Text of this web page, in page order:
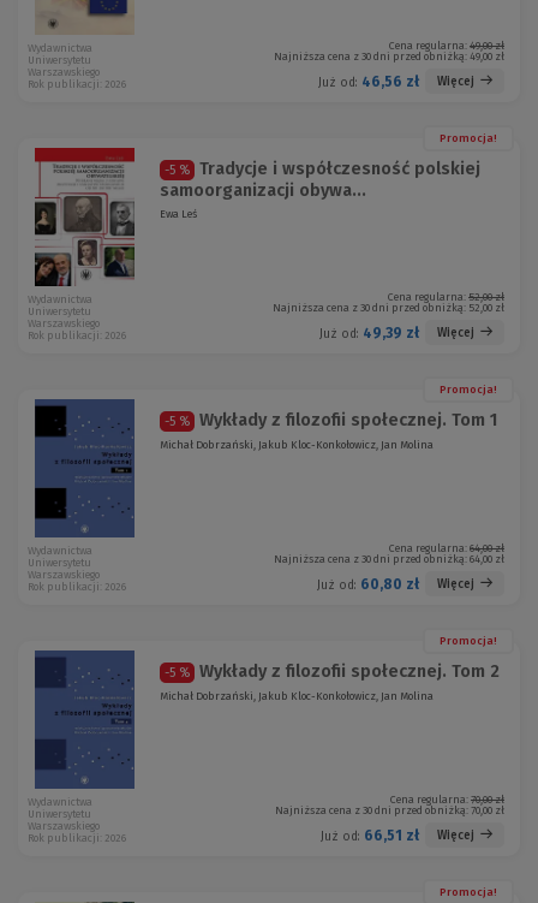
Cena regularna: 49,00 zł
Najniższa cena z 30 dni przed obniżką: 49,00 zł
Już od: 46,56 zł Więcej
Wydawnictwa
Uniwersytetu
Warszawskiego
Rok publikacji: 2026
Promocja!
-5 %
Tradycje i współczesność polskiej
samoorganizacji obywa...
Ewa Leś
Cena regularna: 52,00 zł
Najniższa cena z 30 dni przed obniżką: 52,00 zł
Już od: 49,39 zł Więcej
Wydawnictwa
Uniwersytetu
Warszawskiego
Rok publikacji: 2026
Promocja!
-5 % Wykłady z filozofii społecznej. Tom 1
Michał Dobrzański, Jakub Kloc-Konkołowicz, Jan Molina
Cena regularna: 64,00 zł
Najniższa cena z 30 dni przed obniżką: 64,00 zł
Już od: 60,80 zł Więcej
Wydawnictwa
Uniwersytetu
Warszawskiego
Rok publikacji: 2026
Promocja!
-5 % Wykłady z filozofii społecznej. Tom 2
Michał Dobrzański, Jakub Kloc-Konkołowicz, Jan Molina
Cena regularna: 70,00 zł
Najniższa cena z 30 dni przed obniżką: 70,00 zł
Już od: 66,51 zł Więcej
Wydawnictwa
Uniwersytetu
Warszawskiego
Rok publikacji: 2026
Promocja!